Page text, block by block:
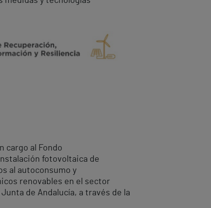
cargo al Fondo
fotovoltaica de
al autoconsumo y
renovables en el sector
de Andalucía, a través de la